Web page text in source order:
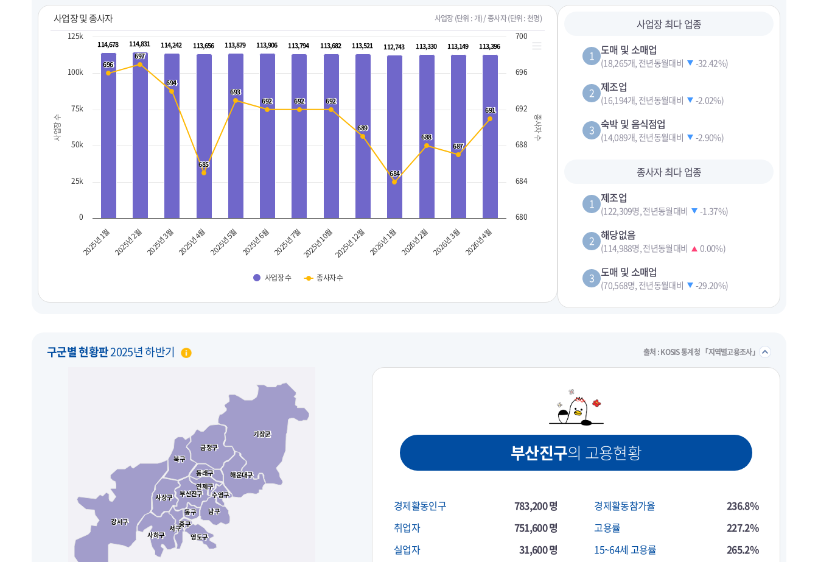
사업장 및 종사자 사업장 (단위 : 개) / 종사자 (단위 : 천명)
사업장 수 종사자 수
113,396
113,396
113,149
113,149
113,330
113,330
112,743
112,743
113,521
113,521
113,682
113,682
113,794
113,794
113,906
113,906
113,879
113,879
113,656
113,656
114,242
114,242
114,831
114,831
114,678
114,678
691
691
687
687
688
688
684
684
689
689
692
692
692
692
692
692
693
693
685
685
694
694
697
697
696
696
사업장 수 종사자 수
2026년 4월
2026년 3월
2026년 2월
2026년 1월
2025년 12월
2025년 10월
2025년 7월
2025년 6월
2025년 5월
2025년 4월
2025년 3월
2025년 2월
2025년 1월
0
25k
50k
75k
100k
125k
680
684
688
692
696
700
사업장 최다 업종
1 도매 및 소매업
(18,265개, 전년동월대비 -32.42%)
2 제조업
(16,194개, 전년동월대비 -2.02%)
3 숙박 및 음식점업
(14,089개, 전년동월대비 -2.90%)
종사자 최다 업종
1 제조업
(122,309명, 전년동월대비 -1.37%)
2 해당없음
(114,988명, 전년동월대비 0.00%)
3 도매 및 소매업
(70,568명, 전년동월대비 -29.20%)
구군별 현황판2025년 하반기 출처 : KOSIS 통계청 「지역별고용조사」접기/
강서구
강서구
사상구
사상구
서구
서구
사하구
사하구
중구
중구
영도구
영도구
동구
동구 남구
남구
부산진구
부산진구
연제구
연제구
동래구
동래구
북구
북구
금정구
금정구
수영구
수영구
해운대구
해운대구
기장군
기장군
부산진구의 고용현황
경제활동인구
783,200 명
취업자
751,600 명
실업자
31,600 명
경제활동참가율
236.8%
고용률
227.2%
15~64세 고용률
265.2%